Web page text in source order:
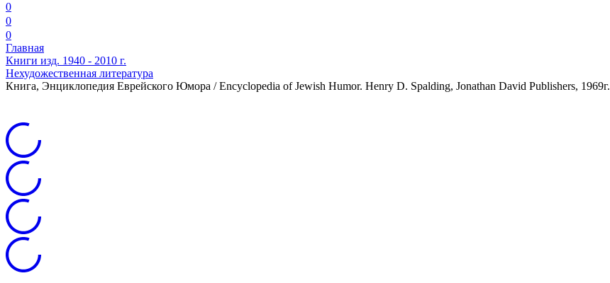
0
0
0
Главная
Книги изд. 1940 - 2010 г.
Нехудожественная литература
Книга, Энциклопедия Еврейского Юмора / Encyclopedia of Jewish Humor. Henry D. Spalding, Jonathan David Publishers, 1969г.